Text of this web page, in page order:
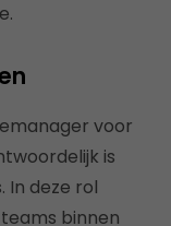
voor
is
In deze rol
binnen